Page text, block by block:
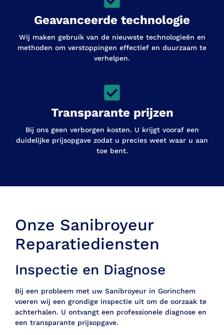
Geavanceerde technologie
Wij maken gebruik van de nieuwste technologieën en
methoden om verstoppingen effectief en duurzaam te
verhelpen.
Transparante prijzen
Bij ons geen verborgen kosten. U krijgt vooraf een
duidelijke prijsopgave zodat u precies weet waar u aan
toe bent.
Onze Sanibroyeur
Reparatiediensten
Inspectie en Diagnose
Bij een probleem met uw Sanibroyeur in Gorinchem
voeren wij een grondige inspectie uit om de oorzaak te
achterhalen. U ontvangt een professionele diagnose en
een transparante prijsopgave.